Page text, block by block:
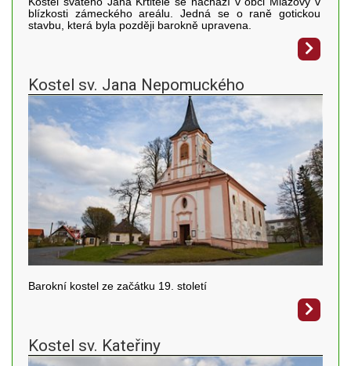
blízkosti zámeckého areálu. Jedná se o raně gotickou
stavbu, která byla později barokně upravena.
Kostel sv. Jana Nepomuckého
Barokní kostel ze začátku 19. století
Kostel sv. Kateřiny